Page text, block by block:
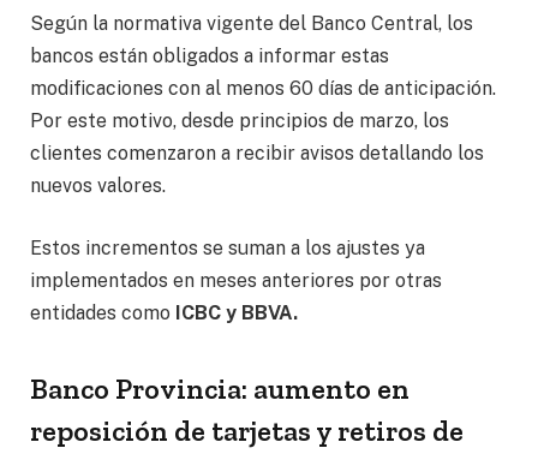
Según la normativa vigente del Banco Central, los
bancos están obligados a informar estas
modificaciones con al menos 60 días de anticipación.
Por este motivo, desde principios de marzo, los
clientes comenzaron a recibir avisos detallando los
nuevos valores.
Estos incrementos se suman a los ajustes ya
implementados en meses anteriores por otras
entidades como ICBC y BBVA.
Banco Provincia: aumento en
reposición de tarjetas y retiros de